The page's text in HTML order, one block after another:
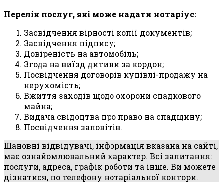
Перелік послуг, які може надати нотаріус:
Засвідчення вірності копії документів;
Засвідчення підпису;
Довіреність на автомобіль;
Згода на виїзд дитини за кордон;
Посвідчення договорів купівлі-продажу на
нерухомість;
Вжиття заходів щодо охорони спадкового
майна;
Видача свідоцтва про право на спадщину;
Посвідчення заповітів.
Шановні відвідувачі, інформація вказана на сайті,
має ознайомлювальний характер. Всі запитання:
послуги, адреса, графік роботи та інше. Ви можете
дізнатися, по телефону нотаріальної контори.